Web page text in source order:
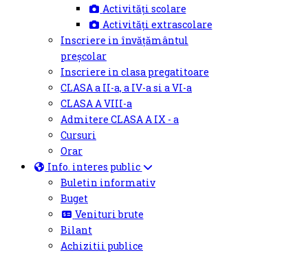
Activități scolare
Activități extrascolare
Inscriere in învățământul
preșcolar
Inscriere in clasa pregatitoare
CLASA a II-a, a IV-a si a VI-a
CLASA A VIII-a
Admitere CLASA A IX - a
Cursuri
Orar
Info. interes public
Buletin informativ
Buget
Venituri brute
Bilant
Achizitii publice